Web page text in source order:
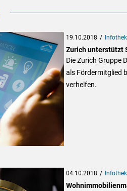
19.10.2018
Zurich unterstützt
Die Zurich Gruppe
als Fördermitglied
verhelfen.
04.10.2018